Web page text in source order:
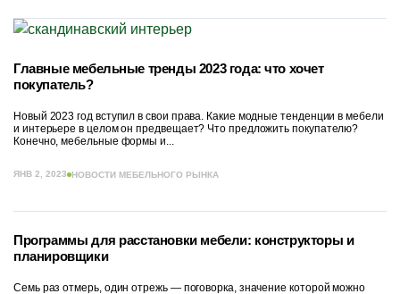
Главные мебельные тренды 2023 года: что хочет
покупатель?
Новый 2023 год вступил в свои права. Какие модные тенденции в мебели
и интерьере в целом он предвещает? Что предложить покупателю?
Конечно, мебельные формы и...
ЯНВ 2, 2023 НОВОСТИ МЕБЕЛЬНОГО РЫНКА
Программы для расстановки мебели: конструкторы и
планировщики
Семь раз отмерь, один отрежь — поговорка, значение которой можно